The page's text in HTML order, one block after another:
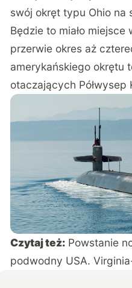
swój okręt typu Ohio na
Będzie to miało
przerwie okres aż
amerykańskiego okrętu
otaczających Półwysep
Czytaj też: Powstanie
podwodny USA.